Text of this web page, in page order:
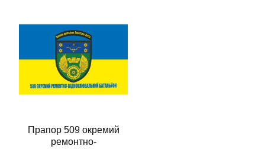
Прапор 509 окремий
ремонтно-